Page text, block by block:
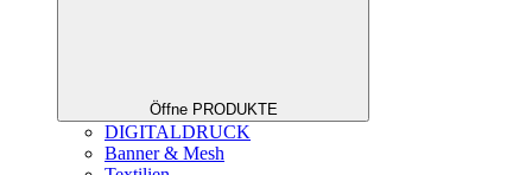
Öffne PRODUKTE
DIGITALDRUCK
Banner & Mesh